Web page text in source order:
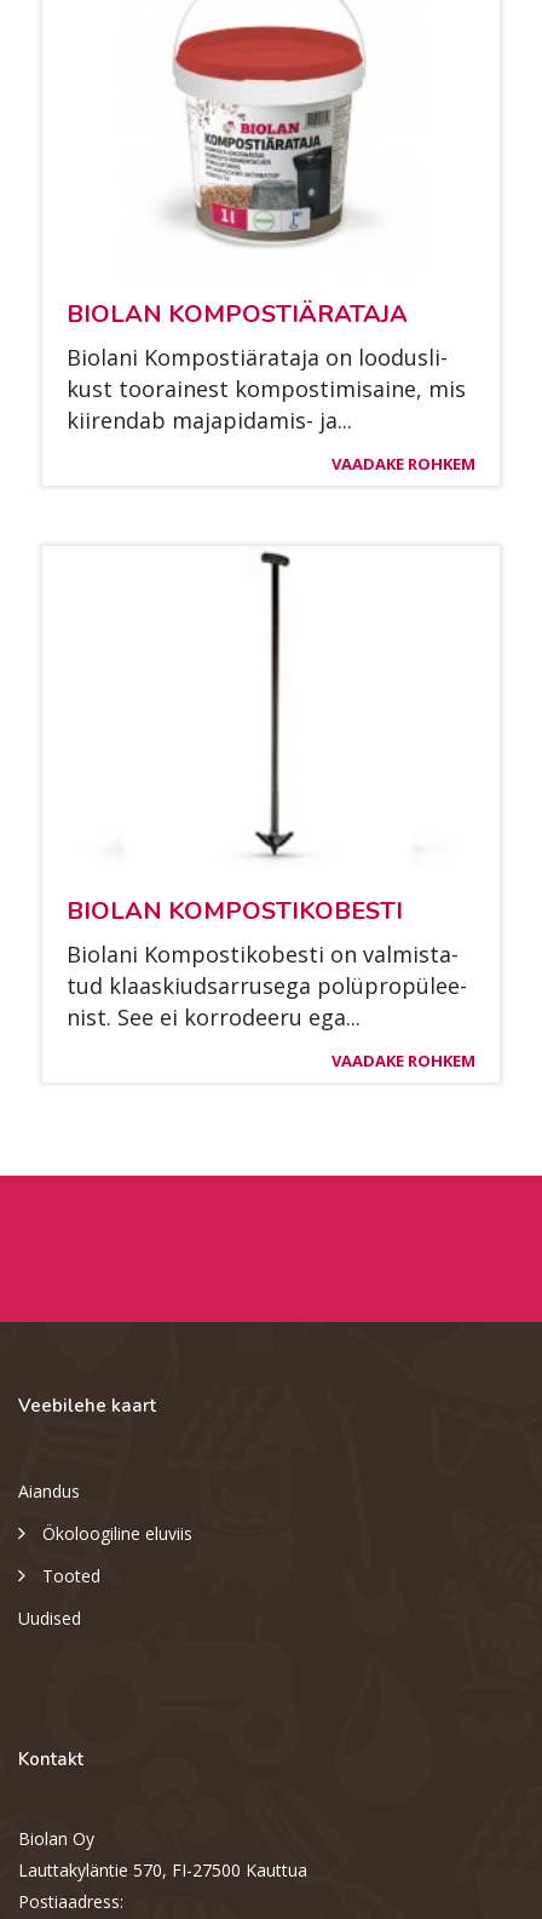
BIO­LAN KOM­POS­TIÄ­RA­TA­JA
Bio­la­ni Kom­pos­tiä­ra­ta­ja on loo­dus­li­
kust too­rai­nest kom­pos­ti­mi­sai­ne, mis
kii­ren­dab ma­ja­pi­da­mis- ja...
VAADAKE ROHKEM
BIO­LAN KOM­POS­TI­KO­BES­TI
Bio­la­ni Kom­pos­ti­ko­bes­ti on val­mis­ta­
tud klaas­kiud­sar­ruse­ga polü­propü­lee­
nist. See ei kor­ro­dee­ru ega...
VAADAKE ROHKEM
Veebilehe kaart
Aiandus
Ökoloogiline eluviis
Tooted
Uudised
Kontakt
Biolan Oy
Lauttakyläntie 570, FI-27500 Kauttua
Postiaadress: